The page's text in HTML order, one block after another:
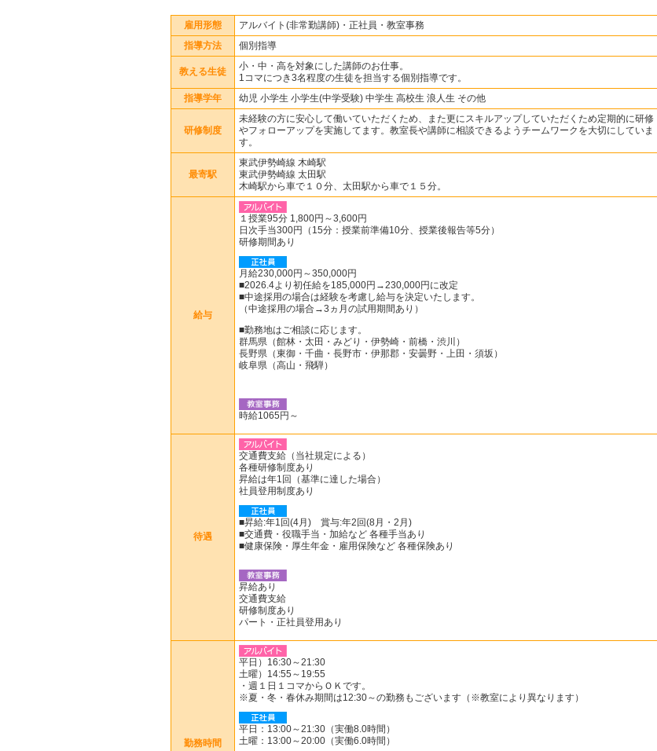
雇用形態 アルバイト(非常勤講師)・正社員・教室事務
指導方法 個別指導
教える生徒
小・中・高を対象にした講師のお仕事。
1コマにつき3名程度の生徒を担当する個別指導です。
指導学年 幼児 小学生 小学生(中学受験) 中学生 高校生 浪人生 その他
研修制度
未経験の方に安心して働いていただくため、また更にスキルアップしていただくため定期的に研修
やフォローアップを実施してます。教室長や講師に相談できるようチームワークを大切にしていま
す。
最寄駅
東武伊勢崎線 木崎駅
東武伊勢崎線 太田駅
木崎駅から車で１０分、太田駅から車で１５分。
給与
１授業95分 1,800円～3,600円
日次手当300円（15分：授業前準備10分、授業後報告等5分）
研修期間あり
月給230,000円～350,000円
■2026.4より初任給を185,000円→230,000円に改定
■中途採用の場合は経験を考慮し給与を決定いたします。
（中途採用の場合→3ヵ月の試用期間あり）
■勤務地はご相談に応じます。
群馬県（館林・太田・みどり・伊勢崎・前橋・渋川）
長野県（東御・千曲・長野市・伊那郡・安曇野・上田・須坂）
岐阜県（高山・飛騨）
時給1065円～
待遇
交通費支給（当社規定による）
各種研修制度あり
昇給は年1回（基準に達した場合）
社員登用制度あり
■昇給:年1回(4月) 賞与:年2回(8月・2月)
■交通費・役職手当・加給など 各種手当あり
■健康保険・厚生年金・雇用保険など 各種保険あり
昇給あり
交通費支給
研修制度あり
パート・正社員登用あり
勤務時間
平日）16:30～21:30
土曜）14:55～19:55
・週１日１コマからＯＫです。
※夏・冬・春休み期間は12:30～の勤務もございます（※教室により異なります）
平日：13:00～21:30（実働8.0時間）
土曜：13:00～20:00（実働6.0時間）